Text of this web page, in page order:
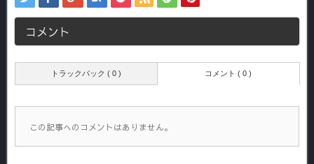
コメント
トラックバック ( 0 ) コメント ( 0 )
この記事へのコメントはありません。